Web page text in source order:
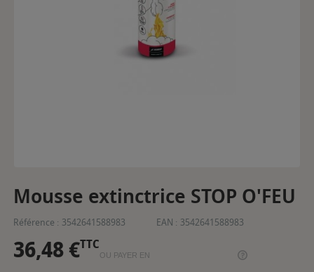
Mousse extinctrice STOP O'FEU
Référence : 3542641588983 EAN : 3542641588983
36,48 €TTC
OU PAYER EN